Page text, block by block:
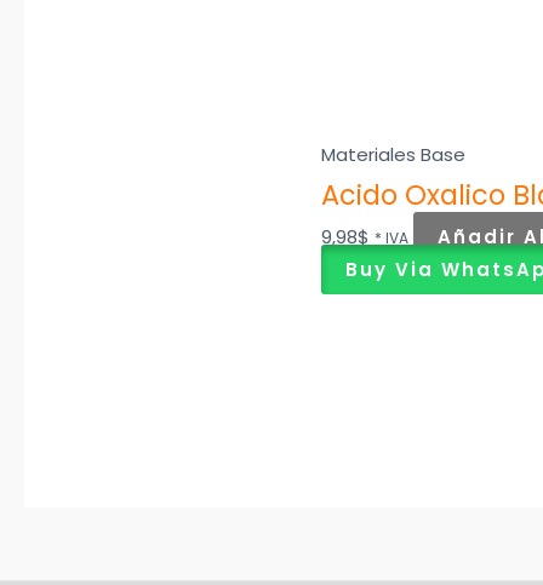
Materiales Base
Acido Oxalico
9,98$ * IVA
Añadir
Buy Via